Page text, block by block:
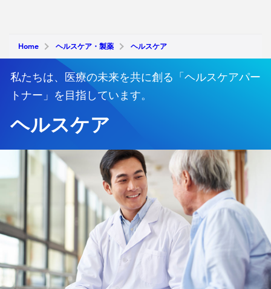
Home ヘルスケア・製薬 ヘルスケア
私たちは、医療の未来を共に創る「ヘルスケアパー
トナー」を目指しています。
ヘルスケア